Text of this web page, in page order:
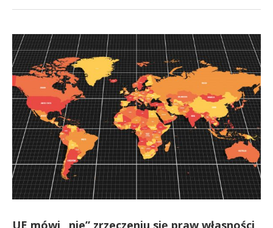
UE mówi „nie” zrzeczeniu się praw własności